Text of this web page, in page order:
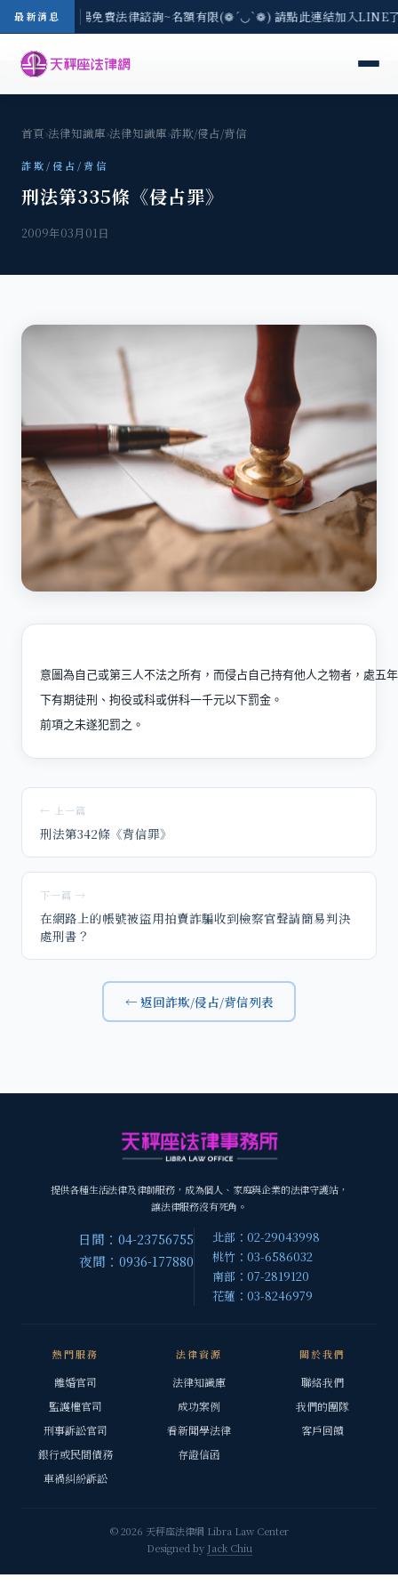
最新消息
區-8/3(一) 現場免費法律諮詢~名額有限(❁´◡`❁) 請點此連結加入
首頁›法律知識庫›法律知識庫›詐欺/侵占/背信
詐欺/侵占/背信
刑法第335條《侵占罪》
2009年03月01日
意圖為自己或第三人不法之所有，而侵占自己持有他人之物者，處五
下有期徒刑、拘役或科或併科一千元以下罰金。
前項之未遂犯罰之。
← 上一篇
刑法第342條《背信罪》
下一篇 →
在網路上的帳號被盜用拍賣詐騙收到檢察官聲請簡易判決
處刑書？
← 返回詐欺/侵占/背信列表
提供各種生活法律及律師服務，成為個人、家庭與企業的法律守護站，
讓法律服務沒有死角。
日間：04-23756755
夜間：0936-177880
北部：02-29043998
桃竹：03-6586032
南部：07-2819120
花蓮：03-8246979
熱門服務
離婚官司
監護權官司
刑事訴訟官司
銀行或民間債務
車禍糾紛訴訟
法律資源
法律知識庫
成功案例
看新聞學法律
存證信函
關於我們
聯絡我們
我們的團隊
客戶回饋
© 2026 天秤座法律網 Libra Law Center
Designed by Jack Chiu